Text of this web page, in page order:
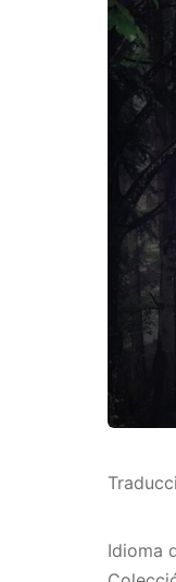
Idioma